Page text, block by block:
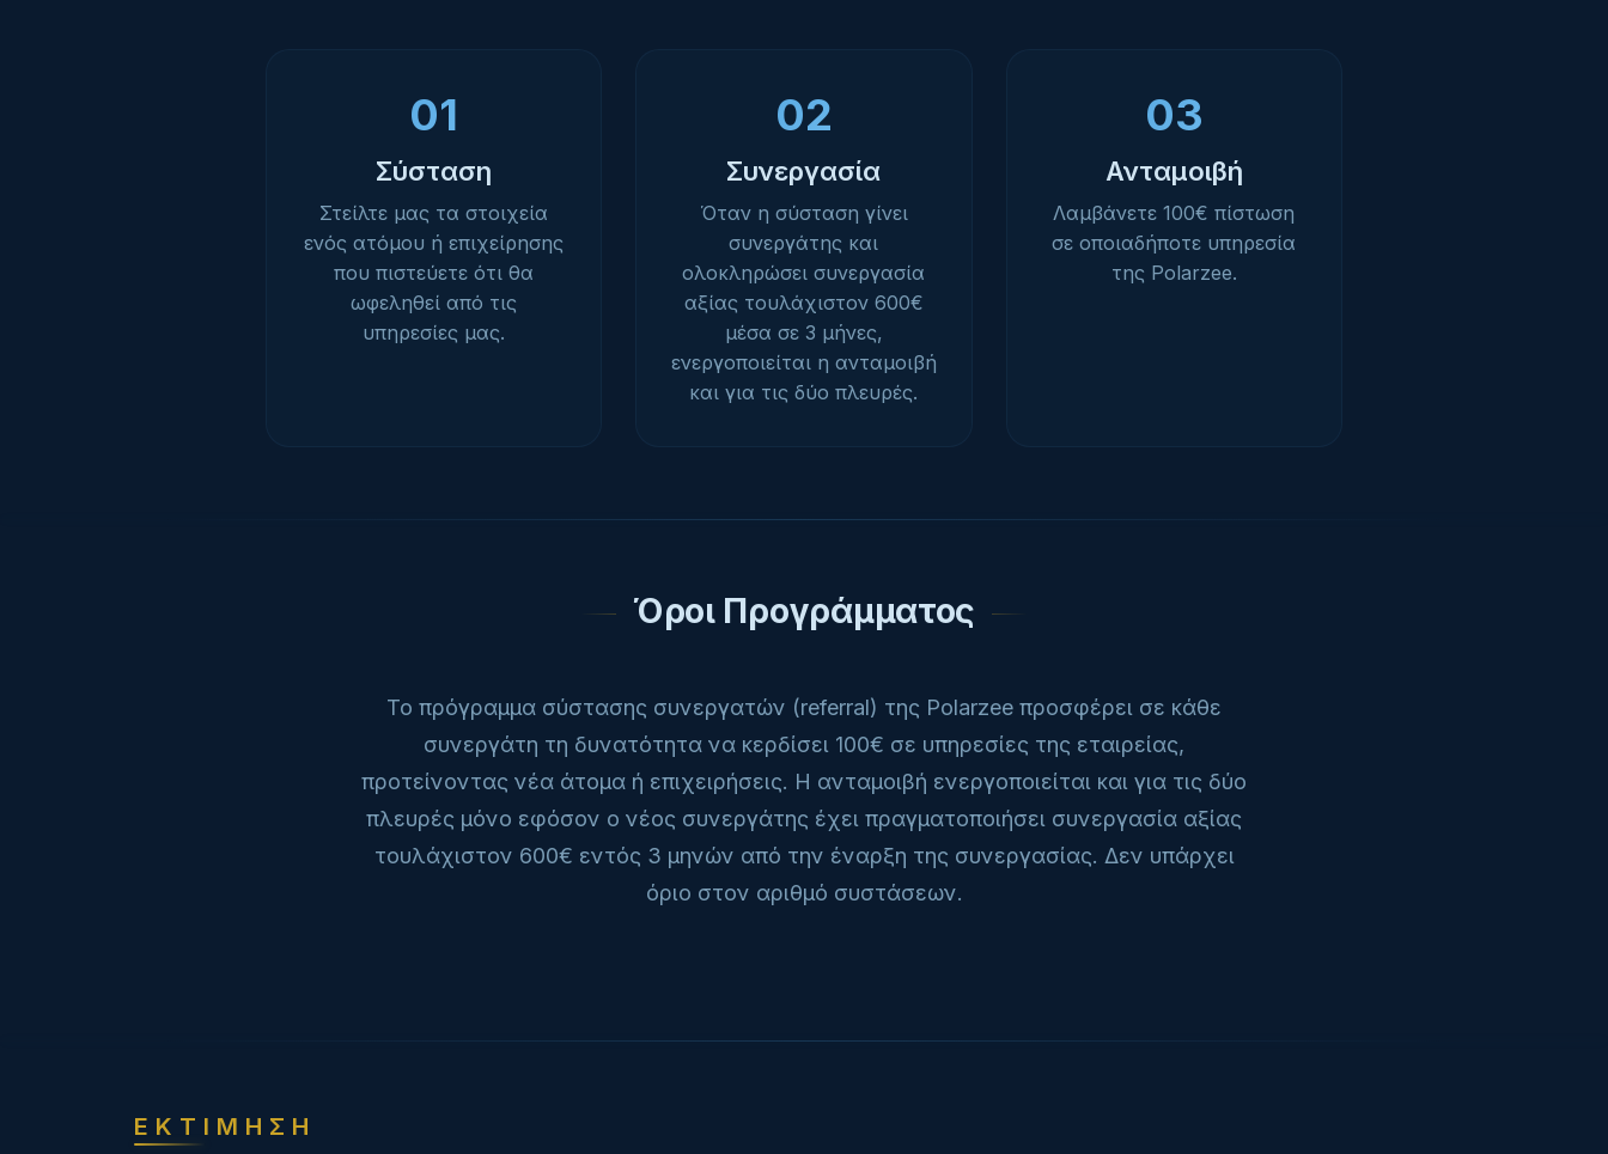
01
Σύσταση
Στείλτε μας τα στοιχεία
ενός ατόμου ή επιχείρησης
που πιστεύετε ότι θα
ωφεληθεί από τις
υπηρεσίες μας.
02
Συνεργασία
Όταν η σύσταση γίνει
συνεργάτης και
ολοκληρώσει συνεργασία
αξίας τουλάχιστον 600€
μέσα σε 3 μήνες,
ενεργοποιείται η ανταμοιβή
και για τις δύο πλευρές.
03
Ανταμοιβή
Λαμβάνετε 100€ πίστωση
σε οποιαδήποτε υπηρεσία
της Polarzee.
Όροι Προγράμματος
Το πρόγραμμα σύστασης συνεργατών (referral) της Polarzee προσφέρει σε κάθε
συνεργάτη τη δυνατότητα να κερδίσει 100€ σε υπηρεσίες της εταιρείας,
προτείνοντας νέα άτομα ή επιχειρήσεις. Η ανταμοιβή ενεργοποιείται και για τις δύο
πλευρές μόνο εφόσον ο νέος συνεργάτης έχει πραγματοποιήσει συνεργασία αξίας
τουλάχιστον 600€ εντός 3 μηνών από την έναρξη της συνεργασίας. Δεν υπάρχει
όριο στον αριθμό συστάσεων.
ΕΚΤΙΜΗΣΗ